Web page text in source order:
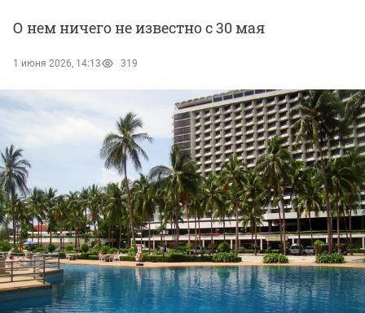
О нем ничего не известно с 30 мая
1 июня 2026, 14:13 319